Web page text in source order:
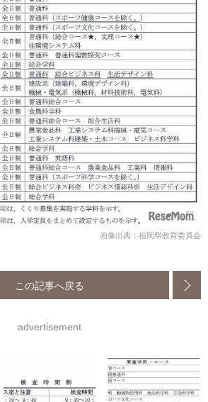
画像出典：福岡県教育委員会
この記事へ戻る
advertisement